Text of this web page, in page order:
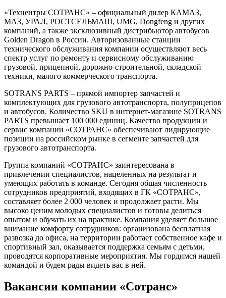
«Техцентры СОТРАНС» – официальный дилер КАМАЗ,
МАЗ, УРАЛ, РОСТСЕЛЬМАШ, UMG, Dongfeng и других
компаний, а также эксклюзивный дистрибьютор автобусов
Golden Dragon в России. Авторизованные станции
технического обслуживания компании осуществляют весь
спектр услуг по ремонту и сервисному обслуживанию
грузовой, прицепной, дорожно-строительной, складской
техники, малого коммерческого транспорта.
SOTRANS PARTS – прямой импортер запчастей и
комплектующих для грузового автотранспорта, полуприцепов
и автобусов. Количество SKU в интернет-магазине SOTRANS
PARTS превышает 100 000 единиц. Качество продукции и
сервис компании «СОТРАНС» обеспечивают лидирующие
позиции на российском рынке в сегменте запчастей для
грузового автотранспорта.
Группа компаний «СОТРАНС» заинтересована в
привлечении специалистов, нацеленных на результат и
умеющих работать в команде. Сегодня общая численность
сотрудников предприятий, входящих в ГК «СОТРАНС»,
составляет более 2 000 человек и продолжает расти. Мы
высоко ценим молодых специалистов и готовы делиться
опытом и обучать их на практике. Компания уделяет большое
внимание комфорту сотрудников: организована бесплатная
развозка до офиса, на территории работает собственное кафе и
спортивный зал, оказывается поддержка семьям с детьми,
проводятся корпоративные мероприятия. Мы гордимся нашей
командой и будем рады видеть вас в ней.
Вакансии компании «Сотранс»